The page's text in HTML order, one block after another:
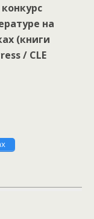
на
(книги
/ CLE